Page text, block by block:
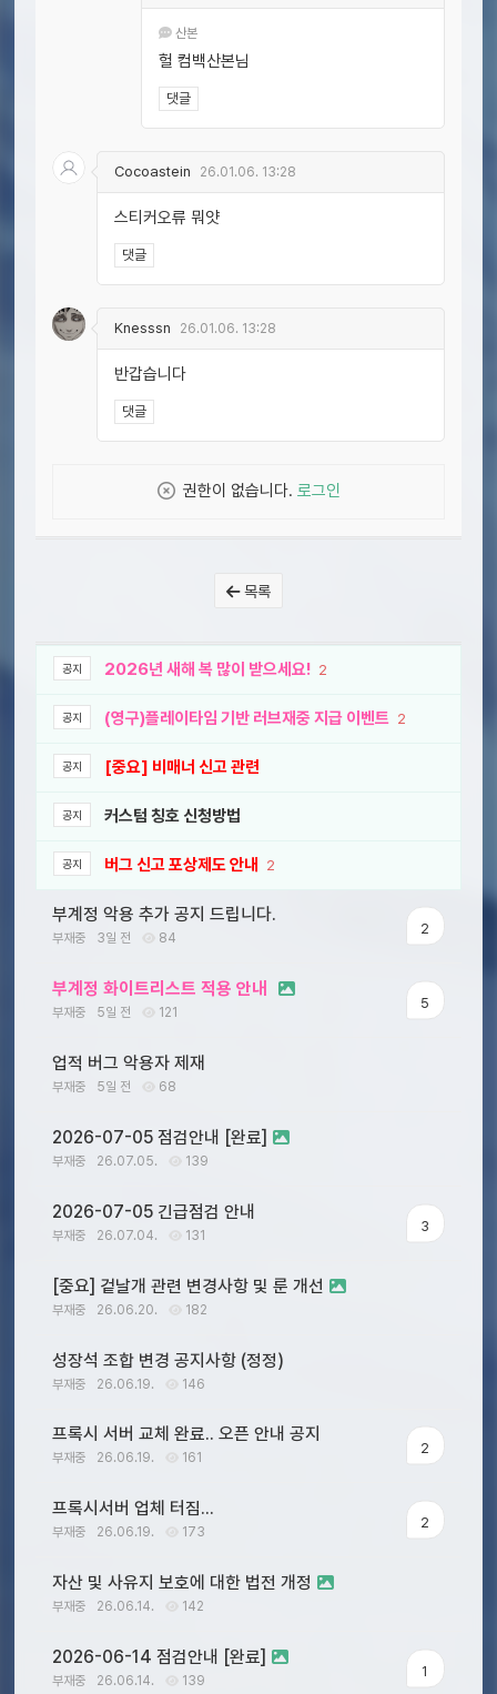
산본
헐 컴백산본님
댓글
Cocoastein 26.01.06. 13:28
스티커오류 뭐얏
댓글
Knesssn 26.01.06. 13:28
반갑습니다
댓글
권한이 없습니다. 로그인
목록
공지 2026년 새해 복 많이 받으세요! 2
공지 (영구)플레이타임 기반 러브재중 지급 이벤트 2
공지 [중요] 비매너 신고 관련
공지 커스텀 칭호 신청방법
공지 버그 신고 포상제도 안내 2
부계정 악용 추가 공지 드립니다.
부재중 3일 전 84
2
부계정 화이트리스트 적용 안내
부재중 5일 전 121
5
업적 버그 악용자 제재
부재중 5일 전 68
2026-07-05 점검안내 [완료]
부재중 26.07.05. 139
2026-07-05 긴급점검 안내
부재중 26.07.04. 131
3
[중요] 겉날개 관련 변경사항 및 룬 개선
부재중 26.06.20. 182
성장석 조합 변경 공지사항 (정정)
부재중 26.06.19. 146
프록시 서버 교체 완료.. 오픈 안내 공지
부재중 26.06.19. 161
2
프록시서버 업체 터짐...
부재중 26.06.19. 173
2
자산 및 사유지 보호에 대한 법전 개정
부재중 26.06.14. 142
2026-06-14 점검안내 [완료]
부재중 26.06.14. 139
1